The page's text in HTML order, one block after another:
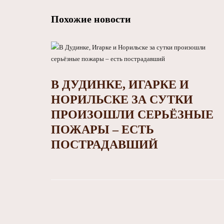
Похожие новости
В ДУДИНКЕ, ИГАРКЕ И
НОРИЛЬСКЕ ЗА СУТКИ
ПРОИЗОШЛИ СЕРЬЁЗНЫЕ
ПОЖАРЫ – ЕСТЬ
ПОСТРАДАВШИЙ